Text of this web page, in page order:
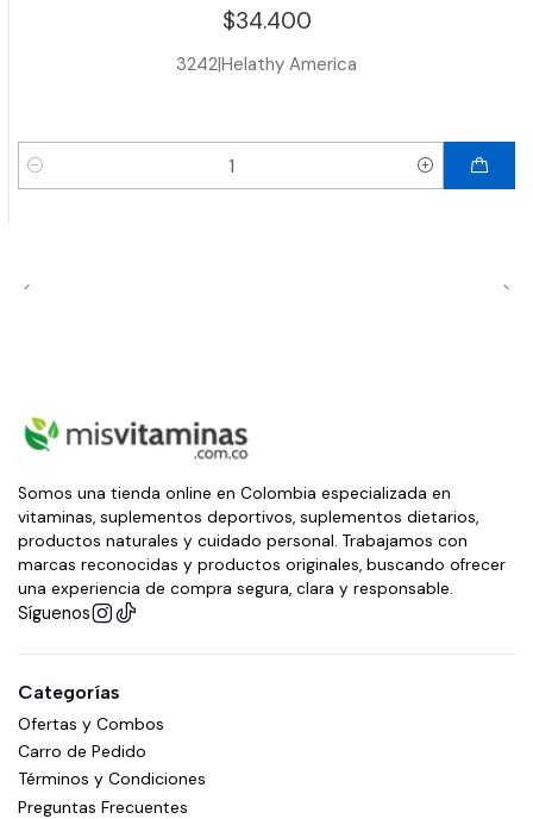
$34.400
3242|Helathy America
Cantidad
Somos una tienda online en Colombia especializada en
vitaminas, suplementos deportivos, suplementos dietarios,
productos naturales y cuidado personal. Trabajamos con
marcas reconocidas y productos originales, buscando ofrecer
una experiencia de compra segura, clara y responsable.
Síguenos
Categorías
Ofertas y Combos
Carro de Pedido
Términos y Condiciones
Preguntas Frecuentes